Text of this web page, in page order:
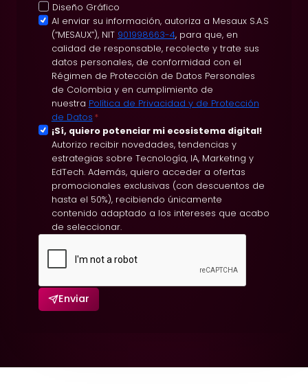
Diseño Gráfico
A
c
i
s
Al enviar su información, autoriza a Mesaux S.A.S
(“MESAUX”), NIT 901998663-4, para que, en
calidad de responsable, recolecte y trate sus
datos personales, de conformidad con el
Régimen de Protección de Datos Personales
de Colombia y en cumplimiento de
nuestra Política de Privacidad y de Protección
de Datos *
S
p
ó
n
e
¡Sí, quiero potenciar mi ecosistema digital!
Autorizo recibir novedades, tendencias y
estrategias sobre Tecnología, IA, Marketing y
EdTech. Además, quiero acceder a ofertas
promocionales exclusivas (con descuentos de
hasta el 50%), recibiendo únicamente
contenido adaptado a los intereses que acabo
de seleccionar.
Enviar